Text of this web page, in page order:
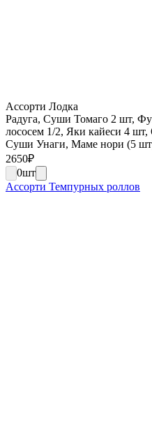
Ассорти Лодка
Радуга, Суши Томаго 2 шт,
лососем 1/2, Яки кайеси 4
Суши Унаги, Маме нори (5
2650₽
0шт
Ассорти Темпурных роллов